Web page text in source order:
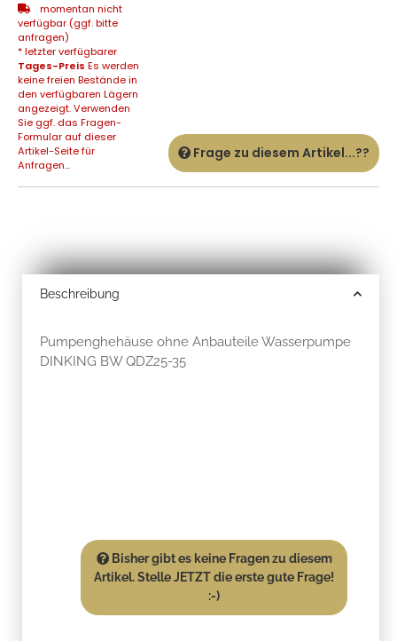
momentan nicht
verfügbar (ggf. bitte
anfragen)
* letzter verfügbarer
Tages-Preis Es werden
keine freien Bestände in
den verfügbaren Lägern
angezeigt. Verwenden
Sie ggf. das Fragen-
Formular auf dieser
Artikel-Seite für
Anfragen...
Frage zu diesem Artikel...??
Beschreibung
Pumpenghehäuse ohne Anbauteile Wasserpumpe
DINKING BW QDZ25-35
Bisher gibt es keine Fragen zu diesem
Artikel. Stelle JETZT die erste gute Frage!
:-)